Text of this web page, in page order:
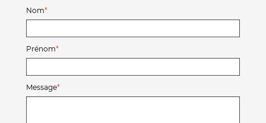
Nom
Prénom
Message